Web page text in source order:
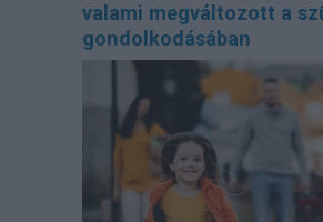
valami megváltozott a
gondolkodásában